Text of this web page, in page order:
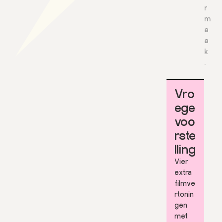
r
m
a
a
k
.
Vro
ege
voo
rste
lling
Vier
extra
filmve
rtonin
gen
met